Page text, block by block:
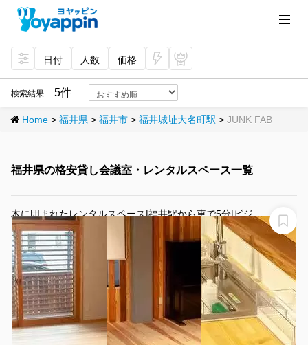
日付 人数 価格
今
すぐ
予約
レミ
アム
検索結果 5件
Home > 福井県 > 福井市 > 福井城址大名町駅 > JUNK FAB
福井県の格安貸し会議室・レンタルスペース一覧
木に囲まれたレンタルスペース|福井駅から車で5分|ビジ
ネスからプライベート利用まで対応
KIT